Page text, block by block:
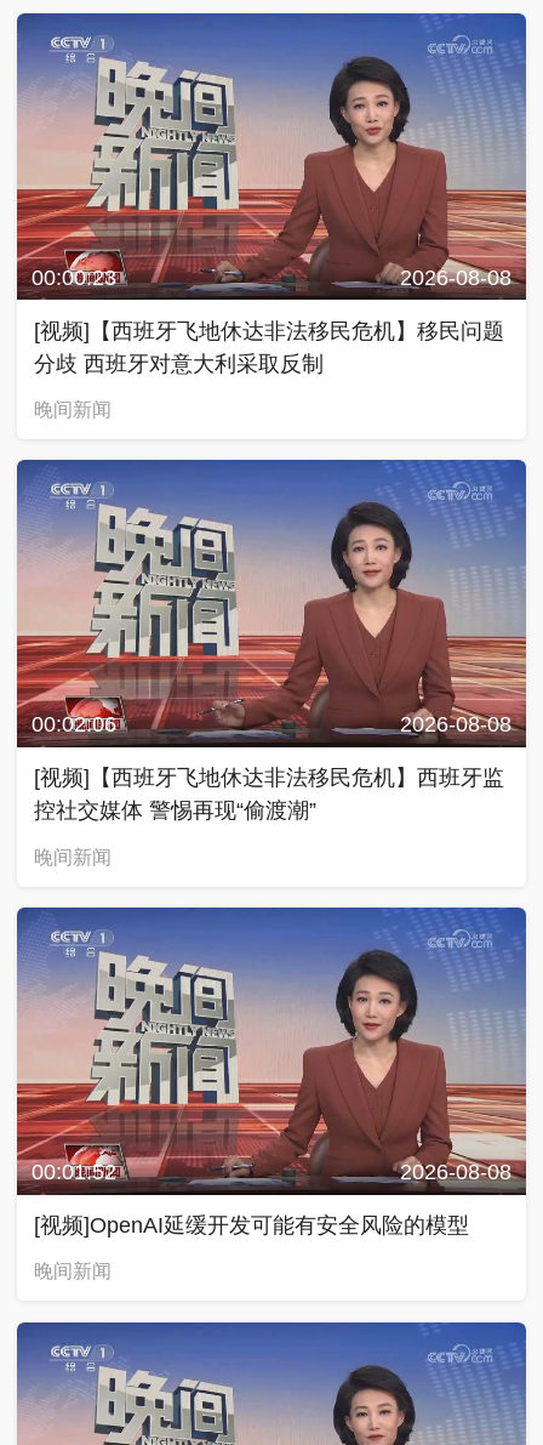
00:00:23 2026-08-08
[视频]【西班牙飞地休达非法移民危机】移民问题
分歧 西班牙对意大利采取反制
晚间新闻
00:02:06 2026-08-08
[视频]【西班牙飞地休达非法移民危机】西班牙监
控社交媒体 警惕再现“偷渡潮”
晚间新闻
00:01:52 2026-08-08
[视频]OpenAI延缓开发可能有安全风险的模型
晚间新闻